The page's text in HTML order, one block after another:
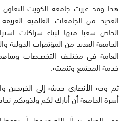
هذا وقد عززت جامعة الكويت التعاون
العديد من الجامعات العالمية
الخاص سعيا منها لبناء شراكات
الجامعة العديد من المؤتمرات الدولية
العامة في مختلــف التخصــصات
خدمة المجتمع وتنميته.
ثم وجه الأنصاري حديثه إلى الخريجين
أسرة الجامعة أن أبارك لكم ولذويكم